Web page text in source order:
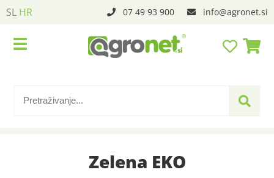
SL HR 07 49 93 900 info agronet.si
Zelena EKO